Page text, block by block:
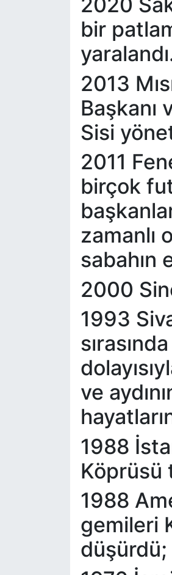
bir
2013
Başkanı
Sisi
2011
birçok
zamanlı
sabahın
2000
1993
ve
1988
Köprüsü
1988
gemileri